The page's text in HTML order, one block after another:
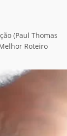
(Paul Thomas
Roteiro